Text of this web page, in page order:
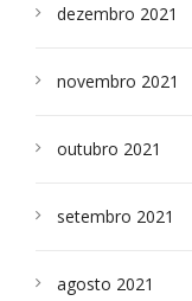
dezembro 2021
novembro 2021
outubro 2021
setembro 2021
agosto 2021